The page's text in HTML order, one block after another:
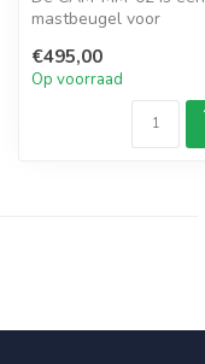
mastbeugel voor
voor FLIR M100/M20...
€495,00
Op voorraad